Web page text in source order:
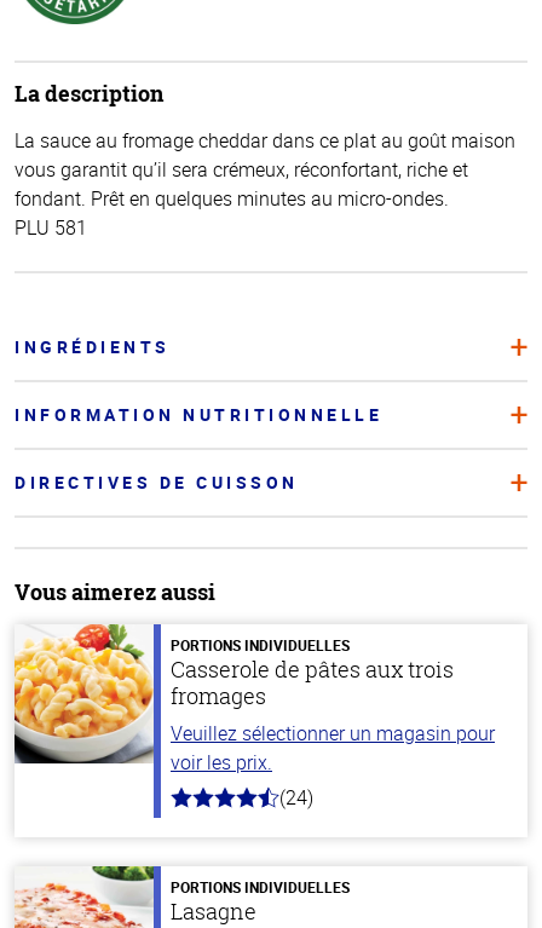
La description
La sauce au fromage cheddar dans ce plat au goût maison
vous garantit qu’il sera crémeux, réconfortant, riche et
fondant. Prêt en quelques minutes au micro-ondes.
PLU 581
INGRÉDIENTS
INFORMATION NUTRITIONNELLE
DIRECTIVES DE CUISSON
Vous aimerez aussi
PORTIONS INDIVIDUELLES
Casserole de pâtes aux trois
fromages
Veuillez sélectionner un magasin pour
voir les prix.
4.1
stars
(24)
PORTIONS INDIVIDUELLES
Lasagne